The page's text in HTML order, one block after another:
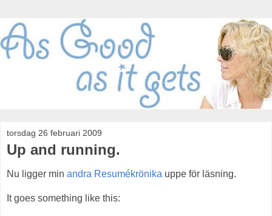
torsdag 26 februari 2009
Up and running.
Nu ligger min andra Resumékrönika uppe för läsning.
It goes something like this: